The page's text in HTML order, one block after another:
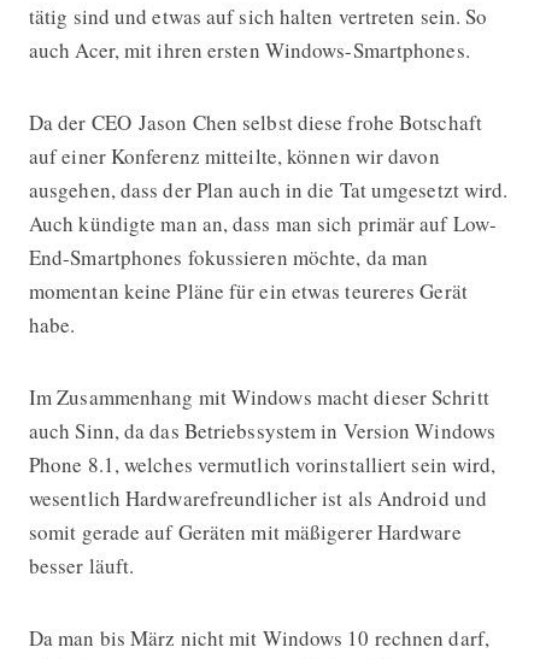
tätig sind und etwas auf sich halten vertreten sein. So
auch Acer, mit ihren ersten Windows-Smartphones.
Da der CEO Jason Chen selbst diese frohe Botschaft
auf einer Konferenz mitteilte, können wir davon
ausgehen, dass der Plan auch in die Tat umgesetzt wird.
Auch kündigte man an, dass man sich primär auf Low-
End-Smartphones fokussieren möchte, da man
momentan keine Pläne für ein etwas teureres Gerät
habe.
Im Zusammenhang mit Windows macht dieser Schritt
auch Sinn, da das Betriebssystem in Version Windows
Phone 8.1, welches vermutlich vorinstalliert sein wird,
wesentlich Hardwarefreundlicher ist als Android und
somit gerade auf Geräten mit mäßigerer Hardware
besser läuft.
Da man bis März nicht mit Windows 10 rechnen darf,